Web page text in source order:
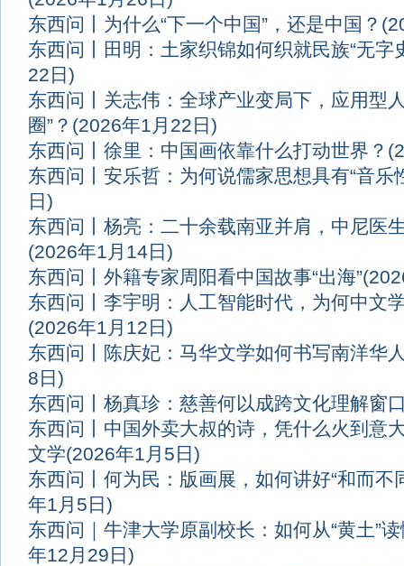
东西问丨为什么“下一个中国”，还是中国？
东西问丨田明：土家织锦如何织就民族“无字
22日)
东西问丨关志伟：全球产业变局下，应用型
圈”？ (2026年1月22日)
东西问丨徐里：中国画依靠什么打动世界？
东西问丨安乐哲：为何说儒家思想具有“音乐
日)
东西问丨杨亮：二十余载南亚并肩，中尼医
(2026年1月14日)
东西问丨外籍专家周阳看中国故事“出海”
东西问丨李宇明：人工智能时代，为何中文
(2026年1月12日)
东西问丨陈庆妃：马华文学如何书写南洋华
8日)
东西问丨杨真珍：慈善何以成跨文化理解窗
东西问丨中国外卖大叔的诗，凭什么火到意
文学(2026年1月5日)
东西问丨何为民：版画展，如何讲好“和而不
年1月5日)
东西问｜牛津大学原副校长：如何从“黄土”
年12月29日)